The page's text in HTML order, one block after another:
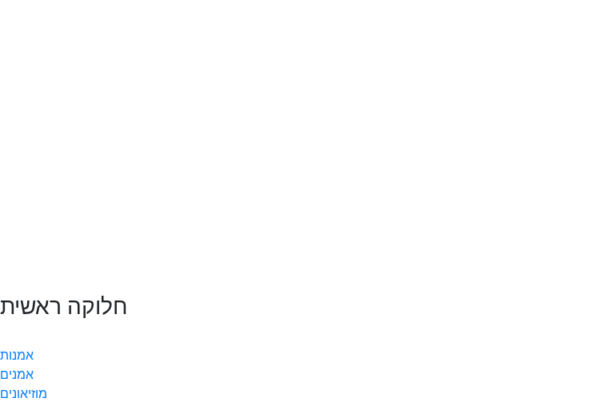
חלוקה ראשית
אמנות
אמנים
מוזיאונים